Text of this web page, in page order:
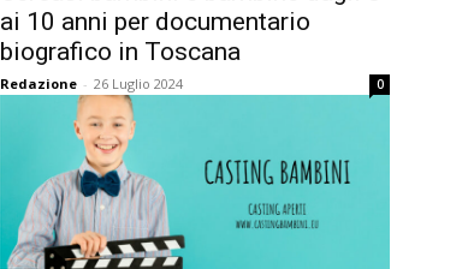
ai 10 anni per documentario
biografico in Toscana
Redazione - 26 Luglio 2024 0